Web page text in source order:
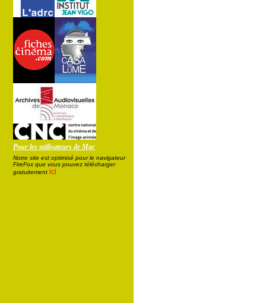
Pour les utilisateurs de Mac
Notre site est optimisé pour le navigateur
FireFox que vous pouvez télécharger
gratuitement ici